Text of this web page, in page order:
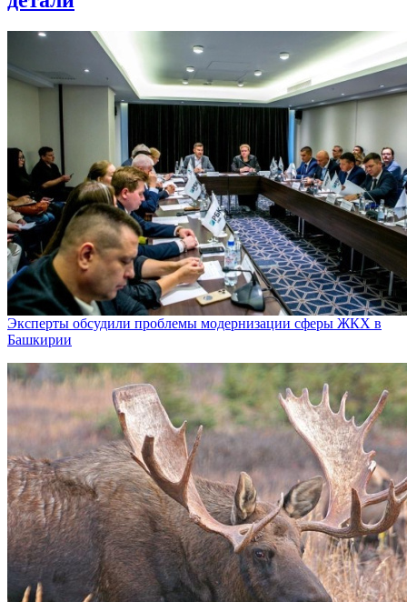
Эксперты обсудили проблемы модернизации сферы ЖКХ в
Башкирии